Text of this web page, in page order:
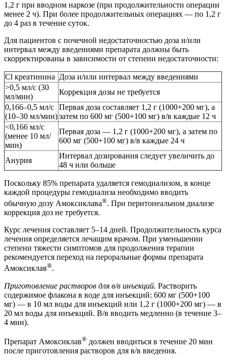
1,2 г при вводном наркозе (при продолжительности операции
менее 2 ч). При более продолжительных операциях — по 1,2 г
до 4 раз в течение суток.
Для пациентов с почечной недостаточностью доза и/или
интервал между введениями препарата должны быть
скорректированы в зависимости от степени недостаточности:
Cl креатинина Доза и/или интервал между введениями
>0,5 мл/с (30
мл/мин)
Коррекция дозы не требуется
0,166–0,5 мл/с
(10–30 мл/мин)
Первая доза составляет 1,2 г (1000+200 мг), а
затем по 600 мг (500+100 мг) в/в каждые 12 ч
<0,166 мл/с
(менее 10 мл/
мин)
Первая доза — 1,2 г (1000+200 мг), а затем по
600 мг (500+100 мг) в/в каждые 24 ч
Анурия
Интервал дозирования следует увеличить до
48 ч или больше
Поскольку 85% препарата удаляется гемодиализом, в конце
каждой процедуры гемодиализа необходимо вводить
обычную дозу Амоксиклава®. При перитонеальном диализе
коррекция доз не требуется.
Курс лечения составляет 5–14 дней. Продолжительность курса
лечения определяется лечащим врачом. При уменьшении
степени тяжести симптомов для продолжения терапии
рекомендуется переход на пероральные формы препарата
Амоксиклав®.
Приготовление растворов для в/в инъекций. Растворить
содержимое флакона в воде для инъекций: 600 мг (500+100
мг) — в 10 мл воды для инъекций или 1,2 г (1000+200 мг) — в
20 мл воды для инъекций. В/в вводить медленно (в течение 3–
4 мин).
Препарат Амоксиклав® должен вводиться в течение 20 мин
после приготовления растворов для в/в введения.